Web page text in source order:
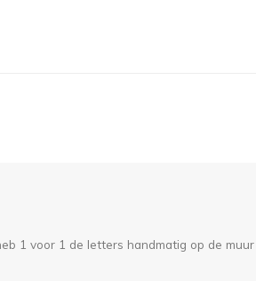
1 voor 1 de letters handmatig op de muur